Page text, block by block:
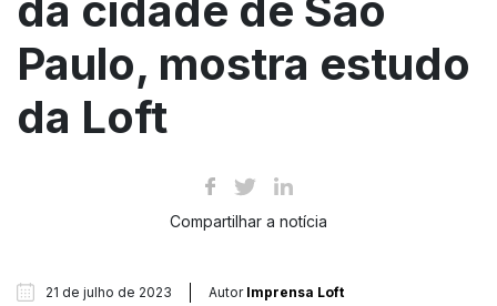
da cidade de São
Paulo, mostra estudo
da Loft
Compartilhar a notícia
21 de julho de 2023 Autor Imprensa Loft